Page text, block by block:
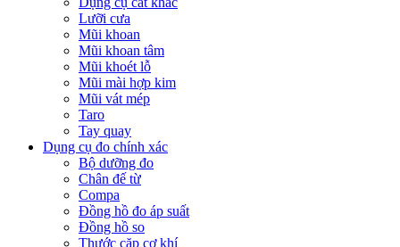
Lưỡi cưa
Mũi khoan
Mũi khoan tâm
Mũi khoét lỗ
Mũi mài hợp kim
Mũi vát mép
Taro
Tay quay
Dụng cụ đo chính xác
Bộ dưỡng đo
Chân đế từ
Compa
Đồng hồ đo áp suất
Đồng hồ so
Thước cặp cơ khí